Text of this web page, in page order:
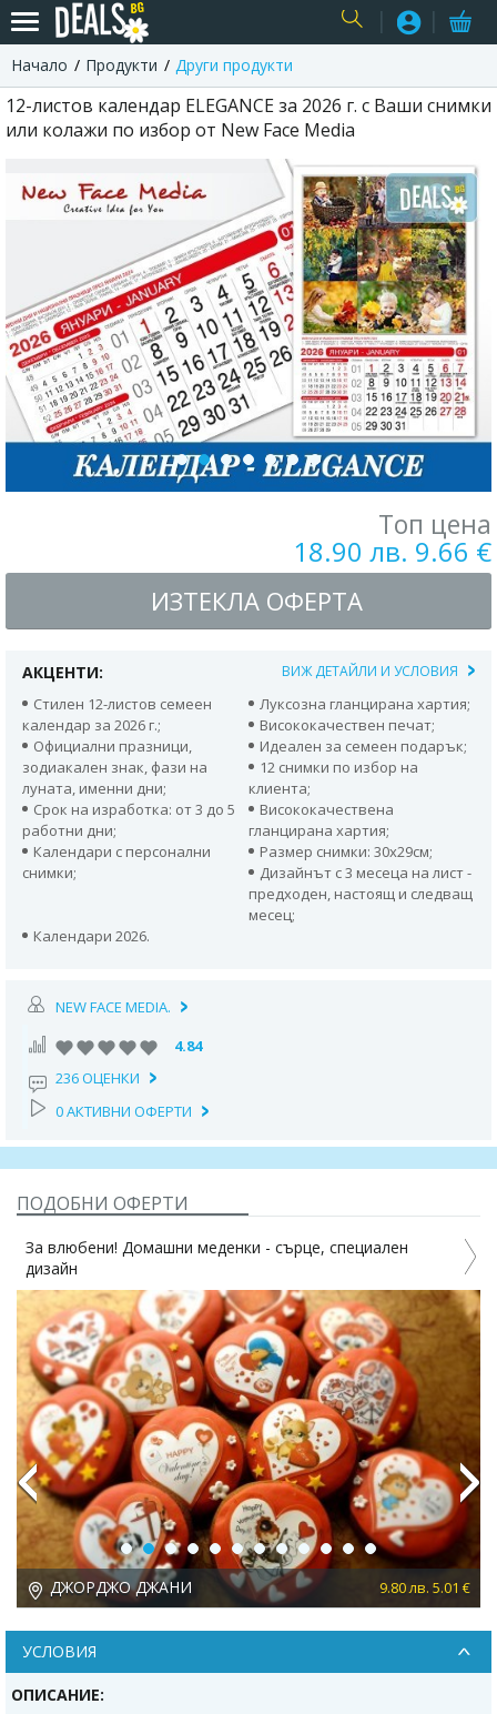
Начало Продукти Други продукти
12-листов календар ELEGANCE за 2026 г. с Ваши снимки
или колажи по избор от New Face Media
Топ цена
18.90 лв. 9.66 €
ИЗТЕКЛА ОФЕРТА
АКЦЕНТИ: ВИЖ ДЕТАЙЛИ И УСЛОВИЯ
Стилен 12-листов семеен
календар за 2026 г.;
Луксозна гланцирана хартия;
Висококачествен печат;
Официални празници,
зодиакален знак, фази на
луната, именни дни;
Идеален за семеен подарък;
12 снимки по избор на
клиента;
Срок на изработка: от 3 до 5
работни дни;
Висококачествена
гланцирана хартия;
Календари с персонални
снимки;
Размер снимки: 30х29см;
Дизайнът с 3 месеца на лист -
предходен, настоящ и следващ
месец;
Календари 2026.
NEW FACE MEDIA.
4.84
236 ОЦЕНКИ
0 АКТИВНИ ОФЕРТИ
ПОДОБНИ ОФЕРТИ
За влюбени! Домашни меденки - сърце, специален
дизайн
ДЖОРДЖО ДЖАНИ 9.80 лв. 5.01 €
Previous Next
УСЛОВИЯ
ОПИСАНИЕ: